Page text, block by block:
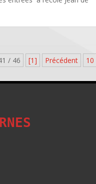
/ 46 [1] Précédent 10